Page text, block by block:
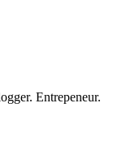
Entrepeneur.